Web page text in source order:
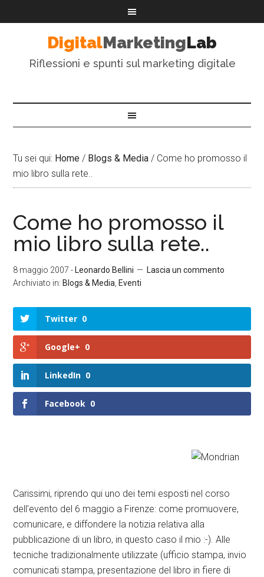
DigitalMarketingLab
Riflessioni e spunti sul marketing digitale
Tu sei qui: Home / Blogs & Media / Come ho promosso il
mio libro sulla rete..
Come ho promosso il
mio libro sulla rete..
8 maggio 2007 - Leonardo Bellini
Lascia un commento
Archiviato in: Blogs & Media Eventi
Twitter 0
Google+ 0
LinkedIn 0
Facebook 0
Carissimi, riprendo qui uno dei temi esposti nel corso
dell’evento del 6 maggio a Firenze: come promuovere,
comunicare, e diffondere la notizia relativa alla
pubblicazione di un libro, in questo caso il mio :-). Alle
tecniche tradizionalmente utilizzate (ufficio stampa, invio
comunicati stampa, presentazione del libro in fiere di